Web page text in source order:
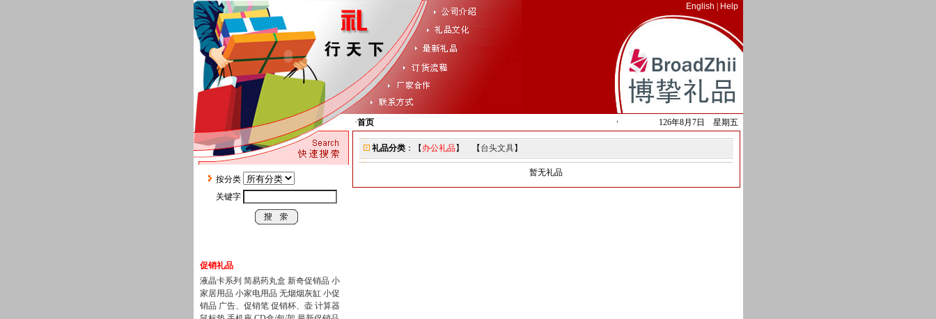
English Help
按分类
关键字
促销礼品
液晶卡系列 简易药丸盒 新奇促销品 小
家居用品 小家电用品 无烟烟灰缸 小促
销品 广告、促销笔 促销杯、壶 计算器
·首页 销售直线-02164393853 13331805887
126年8月7日 星期五
礼品分类：【 办公礼品】 【 台头文具】
暂无礼品